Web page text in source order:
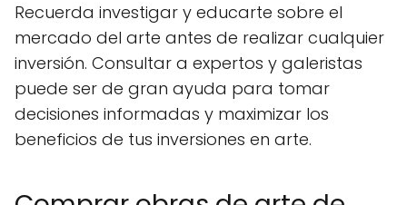
Recuerda investigar y educarte sobre el
mercado del arte antes de realizar cualquier
inversión. Consultar a expertos y galeristas
puede ser de gran ayuda para tomar
decisiones informadas y maximizar los
beneficios de tus inversiones en arte.